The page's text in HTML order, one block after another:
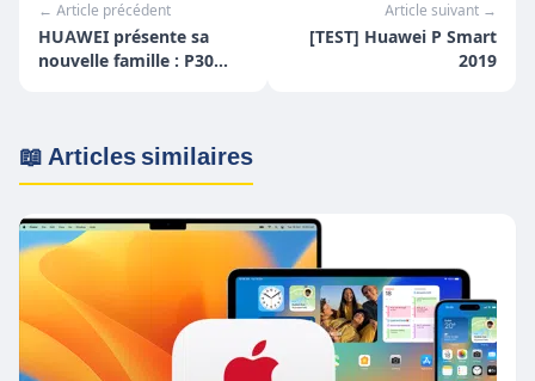
← Article précédent
HUAWEI présente sa
nouvelle famille : P30
Article suivant →
[TEST] Huawei P Smart
2019
📖 Articles similaires